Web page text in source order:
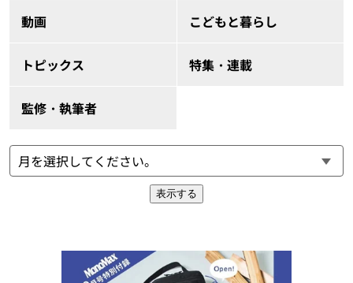
動画 こどもと暮らし
トピックス 特集・連載
監修・執筆者
表示する